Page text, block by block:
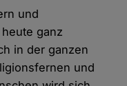
und
ganz
in der ganzen
und